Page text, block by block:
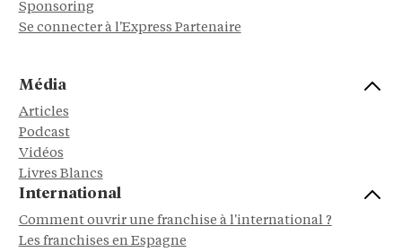
Sponsoring
Se connecter à l'Express Partenaire
Média
Articles
Podcast
Vidéos
Livres Blancs
International
Comment ouvrir une franchise à l'international ?
Les franchises en Espagne